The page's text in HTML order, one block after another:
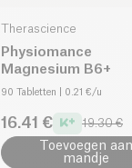
Therascience
Physiomance
Magnesium B6+
90 Tabletten | 0.21 €/u
16.41 € 19.30 €
Toevoegen aan
mandje